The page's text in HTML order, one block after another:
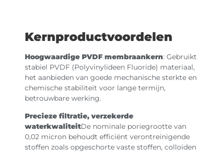
Kernproductvoordelen
Hoogwaardige PVDF membraankern: Gebruikt
stabiel PVDF (Polyvinylideen Fluoride) materiaal,
het aanbieden van goede mechanische sterkte en
chemische stabiliteit voor lange termijn,
betrouwbare werking.
Precieze filtratie, verzekerde
waterkwaliteitDe nominale poriegrootte van
0,02 micron behoudt efficiënt verontreinigende
stoffen zoals opgeschorte vaste stoffen, colloïden